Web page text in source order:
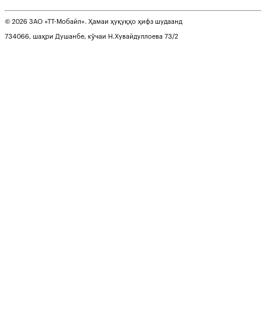
© 2026 ЗАО «ТТ-Мобайл». Ҳамаи ҳуқуқҳо ҳифз шудаанд
734066, шаҳри Душанбе, кӯчаи Н.Хувайдуллоева 73/2